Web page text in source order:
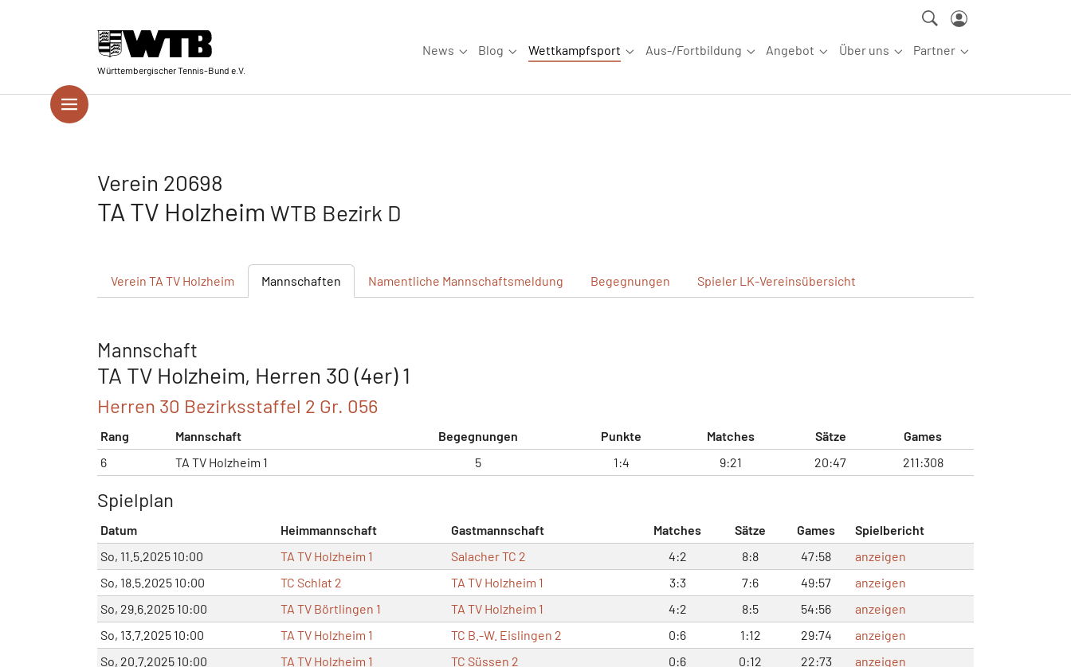
Württembergischer Tennis-Bund e.V.
News
Submenu for "News"
Blog
Submenu for "Blog"
Wettkampfsport
Submenu for "Wettkampfsport"
Aus-/Fortbildung
Submenu for "Aus-/Fortbildung"
Angebot
Submenu for "Angebot"
Über uns
Submenu for "Über uns"
Partner
Submenu for
Verein 20698
TA TV Holzheim WTB Bezirk D
Verein TA TV Holzheim Mannschaften Namentliche Mannschaftsmeldung Begegnungen Spieler LK-Vereinsübersicht
Mannschaft
TA TV Holzheim, Herren 30 (4er) 1
Herren 30 Bezirksstaffel 2 Gr. 056
Rang Mannschaft Begegnungen Punkte Matches Sätze
Games
6
TA TV Holzheim 1 5 1:4 9:21 20:47 211:308
Spielplan
Datum Heimmannschaft Gastmannschaft Matches Sätze Games
Spielbericht
So, 11.5.2025 10:00
TA TV Holzheim 1 Salacher TC 2 4:2 8:8 47:58
anzeigen
So, 18.5.2025 10:00
TC Schlat 2 TA TV Holzheim 1 3:3 7:6 49:57
anzeigen
So, 29.6.2025 10:00
TA TV Börtlingen 1 TA TV Holzheim 1 4:2 8:5 54:56
anzeigen
So, 13.7.2025 10:00
TA TV Holzheim 1 TC B.-W. Eislingen 2 0:6 1:12 29:74
anzeigen
So, 20.7.2025 10:00
TA TV Holzheim 1 TC Süssen 2 0:6 0:12 22:73 anzeigen